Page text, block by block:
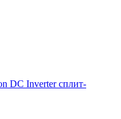
DC Inverter сплит-